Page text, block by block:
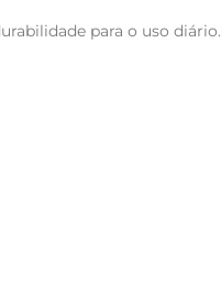
para o uso